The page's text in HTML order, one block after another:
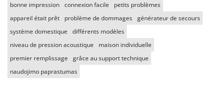
bonne impression connexion facile
petits problèmes
appareil était prêt
problème de dommages générateur de secours
système domestique
différents modèles
niveau de pression acoustique
maison individuelle
premier remplissage
grâce au support technique
naudojimo paprastumas